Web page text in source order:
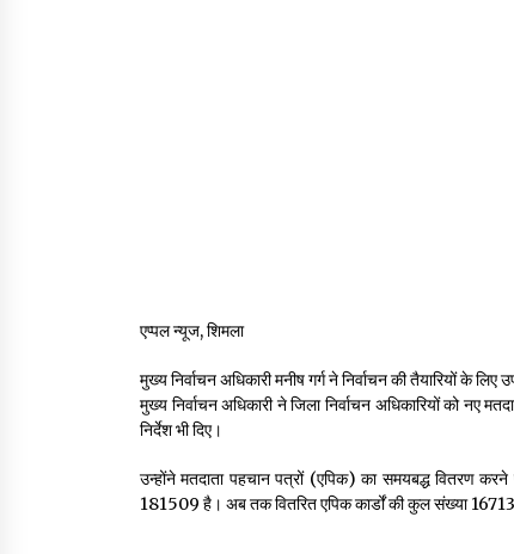
एप्पल न्यूज, शिमला
मुख्य निर्वाचन अधिकारी मनीष गर्ग ने निर्वाचन की तैयारियों के
मुख्य निर्वाचन अधिकारी ने जिला निर्वाचन अधिकारियों को
निर्देश भी दिए।
उन्होंने मतदाता पहचान पत्रों (एपिक) का समयबद्ध वितरण
181509 है। अब तक वितरित एपिक कार्डों की कुल संख्या